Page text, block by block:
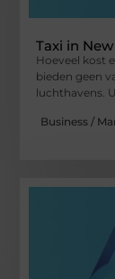
Taxi in
Hoeveel kost
bieden geen
luchthavens.
Business /